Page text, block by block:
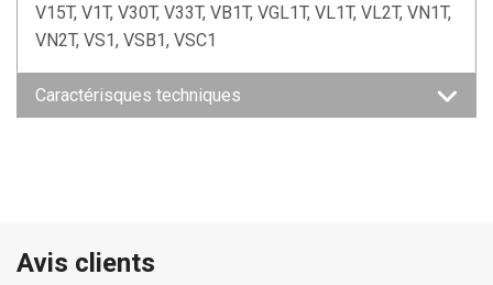
V15T, V1T, V30T, V33T, VB1T, VGL1T, VL1T, VL2T, VN1T,
VN2T, VS1, VSB1, VSC1
Caractérisques techniques
Avis clients